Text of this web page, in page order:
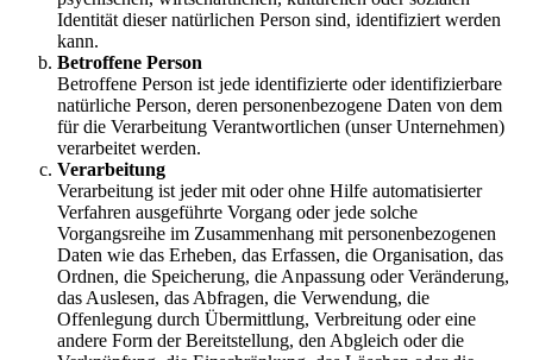
Identität dieser natürlichen Person sind, identifiziert werden
kann.
Betroffene Person
Betroffene Person ist jede identifizierte oder identifizierbare
natürliche Person, deren personenbezogene Daten von dem
für die Verarbeitung Verantwortlichen (unser Unternehmen)
verarbeitet werden.
Verarbeitung
Verarbeitung ist jeder mit oder ohne Hilfe automatisierter
Verfahren ausgeführte Vorgang oder jede solche
Vorgangsreihe im Zusammenhang mit personenbezogenen
Daten wie das Erheben, das Erfassen, die Organisation, das
Ordnen, die Speicherung, die Anpassung oder Veränderung,
das Auslesen, das Abfragen, die Verwendung, die
Offenlegung durch Übermittlung, Verbreitung oder eine
andere Form der Bereitstellung, den Abgleich oder die